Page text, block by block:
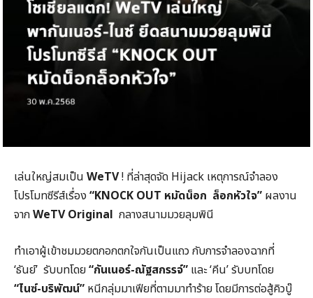
เล่นใหญ่สมเป็น WeTV! ที่ล่าสุดจัด Hijack เหตุการณ์จำลอง
โปรโมทซีรีส์เรื่อง “KNOCK OUT หมัดน็อก ล็อกหัวใจ” ผลงาน
จากWeTV Original กลางสนามมวยลุมพินี
ทำเอาผู้เข้าชมมวยตกอกตกใจกันเป็นแถว กับการจำลองฉากที่
‘ธันย์’ รับบทโดย“กันเนอร์-ณัฐสกรรจ์” และ ‘คีน’ รับบทโดย
“ไนซ์-บริพัฒน์” หนีกลุ่มมาเฟียที่ตามมาทำร้าย โดยมีการต่อสู้คิวบู๊